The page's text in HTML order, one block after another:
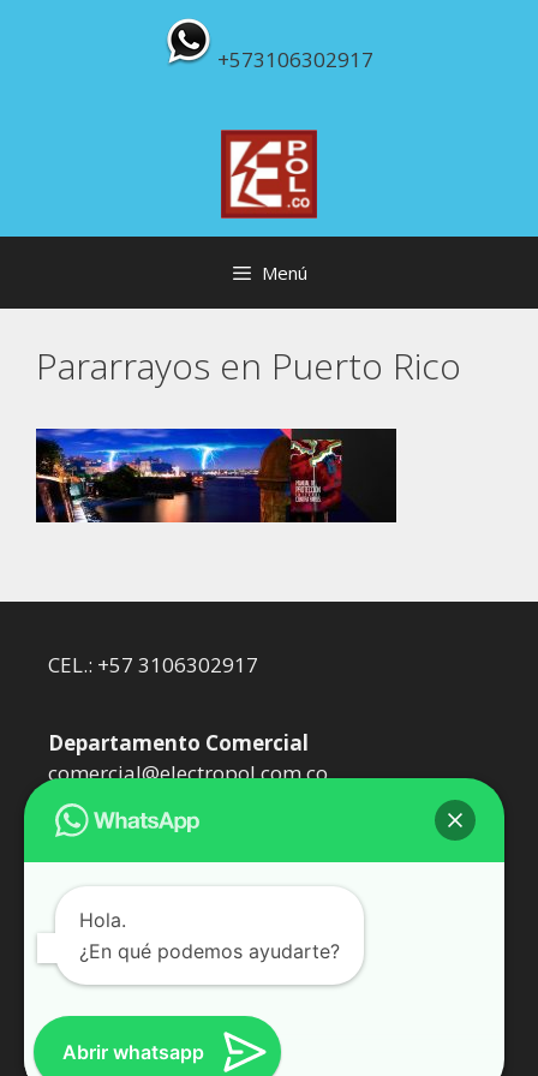
+573106302917
Menú
Pararrayos en Puerto Rico
CEL.: +57 3106302917
Departamento Comercial
comercial@electropol.com.co
dtecnico@electropol.com.co
Somos Epol Oil SAS. Representantes de
WEIDMÜLLER
Hola.
¿En qué podemos ayudarte?
Abrir whatsapp